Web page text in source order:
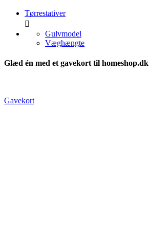
Tørrestativer

Gulvmodel
Væghængte
Glæd én med et gavekort til homeshop.dk
Gavekort